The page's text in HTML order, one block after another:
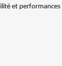
et